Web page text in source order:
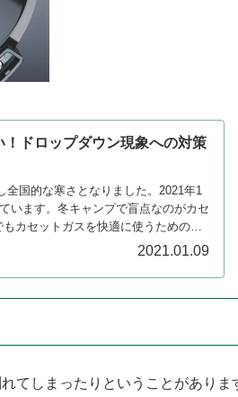
ドロップダウン現象への対策
全国的な寒さとなりました。2021年1
います。冬キャンプで盲点なのがカセ
カセットガスを快適に使うための対
2021.01.09
てしまったりということがありま